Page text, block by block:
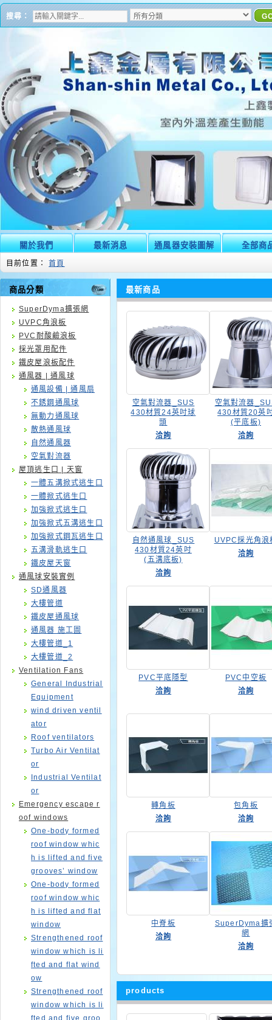
搜尋：
關於我們 最新消息 通風器安裝圖解 全部商
目前位置： 首頁
商品分類
SuperDyma擴張網
UVPC角浪板
PVC耐酸鹼浪板
採光罩用配件
鐵皮屋浪板配件
通風器 | 通風球
通風設備 | 通風扇
不銹鋼通風球
無動力通風球
散熱通風球
自然通風器
空氣對流器
屋頂逃生口 | 天窗
一體五溝掀式逃生口
一體掀式逃生口
加強掀式逃生口
加強掀式五溝逃生口
加強掀式鋼瓦逃生口
五溝滑軌逃生口
鐵皮屋天窗
通風球安裝實例
SD通風器
大樓管道
鐵皮屋通風球
通風器 施工圖
大樓管道_1
大樓管道_2
Ventilation Fans
General Industrial
Equipment
wind driven ventil
ator
Roof ventilators
Turbo Air Ventilat
or
Industrial Ventilat
or
Emergency escape r
oof windows
One-body formed
roof window whic
h is lifted and five
grooves’ window
One-body formed
roof window whic
h is lifted and flat
window
Strengthened roof
window which is li
fted and flat wind
ow
Strengthened roof
window which is li
fted and five groo
最新商品
空氣對流器_SUS
430材質24英吋球
頭
洽詢
空氣對流器
430材質20英
(平底板)
洽詢
自然通風球_SUS
430材質24英吋
(五溝底板)
洽詢
UVPC採光角浪
洽詢
PVC平底隱型
洽詢
PVC中空板
洽詢
轉角板
洽詢
包角板
洽詢
中脊板
洽詢
SuperDyma擴
網
洽詢
products